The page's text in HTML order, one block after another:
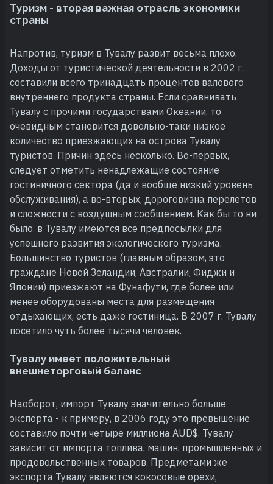
Туризм - вторая важная отрасль экономики
страны
Напротив, туризм в Тувалу развит весьма плохо.
Доходы от туристической деятельности в 2002 г.
составили всего тринадцать процентов валового
внутреннего продукта страны. Если сравнивать
Тувалу с прочими государствами Океании, то
очевидным становится довольно-таки низкое
количество приезжающих на острова Тувалу
туристов. Причин здесь несколько. Во-первых,
следует отметить ненадлежащие состояние
гостиничного сектора (да и вообще низкий уровень
обслуживания), а во-вторых, дороговизна перелетов
и сложности с воздушным сообщением. Как бы то ни
было, в Тувалу имеются все предпосылки для
успешного развития экологического туризма.
Большинство туристов (главным образом, это
граждане Новой Зеландии, Австралии, Фиджи и
Японии) приезжают на Фунафути, где более или
менее оборудованы места для размещения
отдыхающих, есть даже гостиница. В 2007 г. Тувалу
посетило чуть более тысячи человек.
Тувалу имеет положительный
внешнеторговый баланс
Наоборот, импорт Тувалу значительно больше
экспорта - к примеру, в 2006 году это превышение
составило почти четыре миллиона AUD$. Тувалу
зависит от импорта топлива, машин, промышленных и
продовольственных товаров. Предметами же
экспорта Тувалу являются кокосовые орехи,